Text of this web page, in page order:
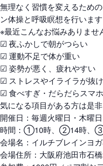
無理なく習慣を変えるため
ン体操と呼吸瞑想を行います
※最近こんなお悩みありませ
☑ 夜ふかしで朝がつらい
☑ 運動不足で体が重い
☑ 姿勢が悪く、疲れやすい
☑ ストレスやイライラが抜
☑ 食べすぎ・だらだらスマ
気になる項目がある方は是
開催日：毎週火曜日・木曜
時間：①10時、②14時、
会場名：イルチブレインヨ
会場住所：大阪府池田市石